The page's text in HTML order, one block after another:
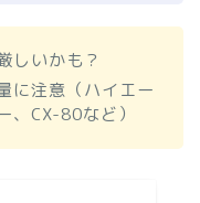
しいかも？
に注意（ハイエー
、CX-80など）